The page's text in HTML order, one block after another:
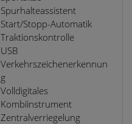
Spurhalteassistent
Start/Stopp-Automatik
Traktionskontrolle
USB
Verkehrszeichenerkennun
g
Volldigitales
Kombiinstrument
Zentralverriegelung